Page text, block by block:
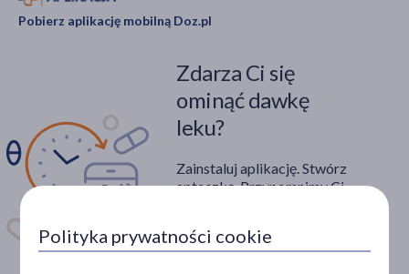
Pobierz aplikację mobilną Doz.pl
Zdarza Ci się
ominąć dawkę
leku?
Zainstaluj aplikację. Stwórz
apteczkę. Przypomnimy Ci
Dostępna w
Polityka prywatności cookie